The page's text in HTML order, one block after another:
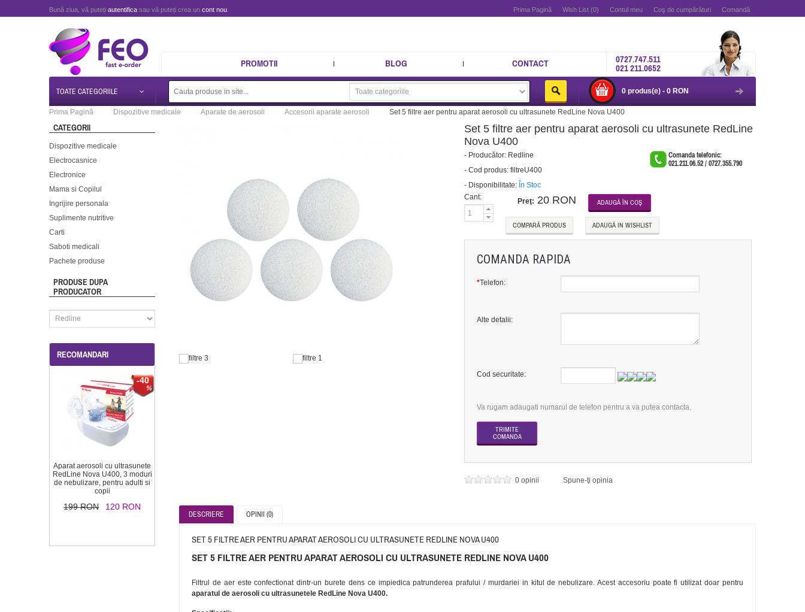
Bună ziua, vă puteți autentifica sau vă puteți crea un cont nou Prima Pagină Wish List (0) Contul meu Coş de cumpărături Comandă
0727.747.511
021 211.0652
CONTACT
BLOG
PROMOTII
0 produs(e) - 0 RON
TOATE CATEGORIILE
Prima Pagină Dispozitive medicale Aparate de aerosoli Accesorii aparate aerosoli Set 5 filtre aer pentru aparat aerosoli cu ultrasunete RedLine Nova U400
CATEGORII
Dispozitive medicale
Electrocasnice
Electronice
Mama si Copilul
Ingrijire personala
Suplimente nutritive
Carti
Saboti medicali
Pachete produse
PRODUSE DUPA
PRODUCATOR
RECOMANDARI
-40
Aparat aerosoli cu ultrasunete
RedLine Nova U400, 3 moduri
de nebulizare, pentru adulti si
copii
199 RON 120 RON
Set 5 filtre aer pentru aparat aerosoli cu ultrasunete RedLine
Nova U400
Comanda telefonic:
021.211.06.52 / 0727.355.790
- Producător: Redline
-Cod produs: filtreU400
- Disponibilitate: În Stoc
Cant:
Preţ: 20 RON
COMPARĂ PRODUS ADAUGĂ IN WISHLIST
COMANDA RAPIDA
*Telefon:
Alte detalii:
Cod securitate:
Va rugam adaugati numarul de telefon pentru a va putea contacta.
0 opinii Spune-ţi opinia
DESCRIERE OPINII (0)
SET 5 FILTRE AER PENTRU APARAT AEROSOLI CU ULTRASUNETE REDLINE NOVA U400
SET 5 FILTRE AER PENTRU APARAT AEROSOLI CU ULTRASUNETE REDLINE NOVA U400
Filtrul de aer este confectionat dintr-un burete dens ce impiedica patrunderea prafului / murdariei in kitul de nebulizare. Acest accesoriu poate fi utilizat doar pentru
aparatul de aerosoli cu ultrasunetele RedLine Nova U400.